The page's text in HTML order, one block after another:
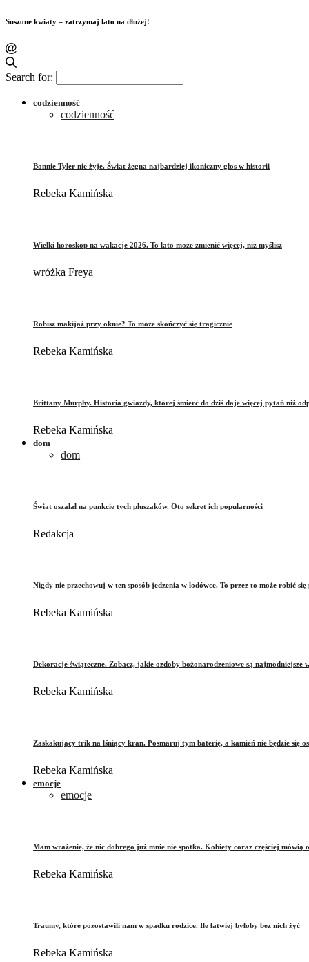
Suszone kwiaty – zatrzymaj lato na dłużej!
Search for:
codzienność
codzienność
Bonnie Tyler nie żyje. Świat żegna najbardziej ikoniczny głos w historii
Rebeka Kamińska
Wielki horoskop na wakacje 2026. To lato może zmienić więcej, niż myślisz
wróżka Freya
Robisz makijaż przy oknie? To może skończyć się tragicznie
Rebeka Kamińska
Brittany Murphy. Historia gwiazdy, której śmierć do dziś daje więcej pytań niż
Rebeka Kamińska
dom
dom
Świat oszalał na punkcie tych pluszaków. Oto sekret ich popularności
Redakcja
Nigdy nie przechowuj w ten sposób jedzenia w lodówce. To przez to może robić się
Rebeka Kamińska
Dekoracje świąteczne. Zobacz, jakie ozdoby bożonarodzeniowe są najmodniejsze
Rebeka Kamińska
Zaskakujący trik na lśniący kran. Posmaruj tym baterię, a kamień nie będzie się
Rebeka Kamińska
emocje
emocje
Mam wrażenie, że nic dobrego już mnie nie spotka. Kobiety coraz częściej mówią
Rebeka Kamińska
Traumy, które pozostawili nam w spadku rodzice. Ile łatwiej byłoby bez nich żyć
Rebeka Kamińska